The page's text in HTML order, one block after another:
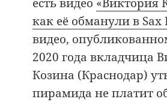
как её обманули в Sax
видео,
2020 года вкладчица
Козина (Краснодар)
пирамида не платит